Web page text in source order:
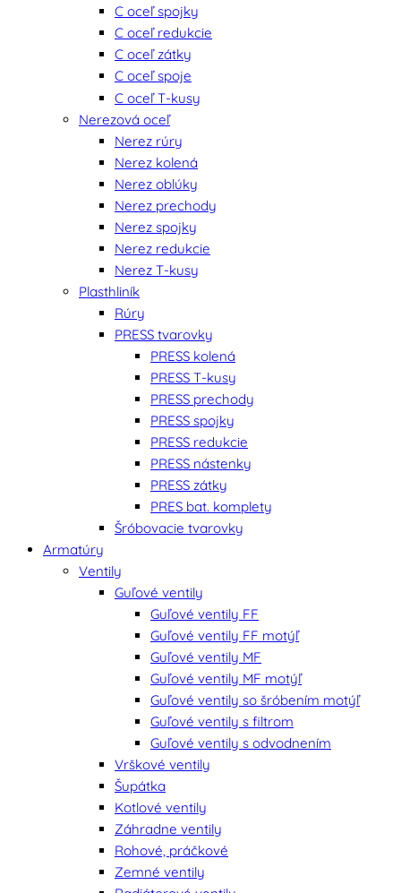
C oceľ spojky
C oceľ redukcie
C oceľ zátky
C oceľ spoje
C oceľ T-kusy
Nerezová oceľ
Nerez rúry
Nerez kolená
Nerez oblúky
Nerez prechody
Nerez spojky
Nerez redukcie
Nerez T-kusy
Plasthliník
Rúry
PRESS tvarovky
PRESS kolená
PRESS T-kusy
PRESS prechody
PRESS spojky
PRESS redukcie
PRESS nástenky
PRESS zátky
PRES bat. komplety
Šróbovacie tvarovky
Armatúry
Ventily
Guľové ventily
Guľové ventily FF
Guľové ventily FF motýľ
Guľové ventily MF
Guľové ventily MF motýľ
Guľové ventily so šróbením motýľ
Guľové ventily s filtrom
Guľové ventily s odvodnením
Vrškové ventily
Šupátka
Kotlové ventily
Záhradne ventily
Rohové, práčkové
Zemné ventily